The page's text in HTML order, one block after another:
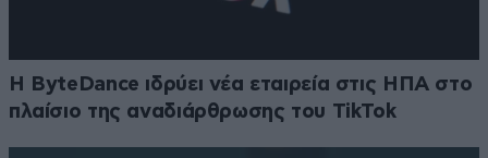
Η ByteDance ιδρύει νέα εταιρεία στις ΗΠΑ στο
πλαίσιο της αναδιάρθρωσης του TikTok